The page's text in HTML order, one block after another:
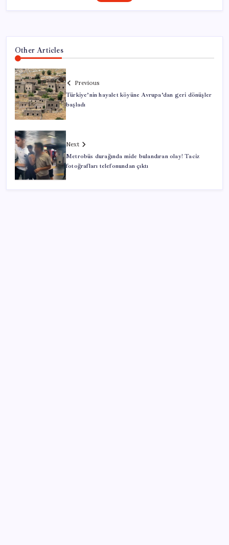
Other Articles
Previous
Türkiye’nin hayalet köyüne Avrupa’dan geri dönüşler
başladı
Next
Metrobüs durağında mide bulandıran olay! Taciz
fotoğrafları telefonundan çıktı